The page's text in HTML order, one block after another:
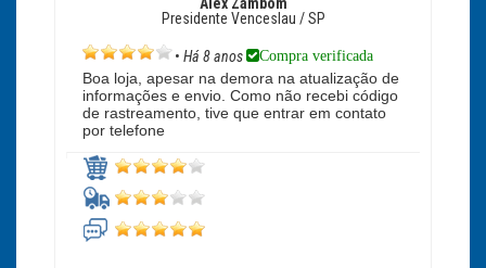
Presidente Venceslau / SP
• Há 8 anos Compra verificada
Boa loja, apesar na demora na atualização de
informações e envio. Como não recebi código
de rastreamento, tive que entrar em contato
por telefone